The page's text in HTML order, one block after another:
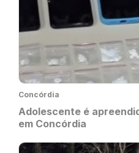
Concórdia
Adolescente é
em Concórdia